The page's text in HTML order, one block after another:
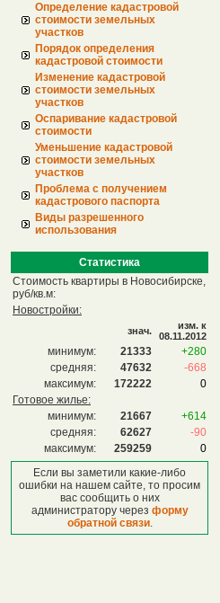
Определение кадастровой
стоимости земельных
участков
Порядок определения
кадастровой стоимости
Изменение кадастровой
стоимости земельных
участков
Оспаривание кадастровой
стоимости
Уменьшение кадастровой
стоимости земельных
участков
Проблема с получением
кадастрового паспорта
Виды разрешенного
использования
Статистика
Стоимость квартиры в Новосибирске,
руб/кв.м:
Новостройки:
знач.
изм. к
08.11.2012
минимум: 21333
+280
средняя:
47632
-668
максимум:
172222
0
Готовое жилье:
минимум:
21667
+614
средняя:
62627
-90
максимум:
259259
0
Если вы заметили какие-либо
ошибки на нашем сайте, то просим
вас сообщить о них
администратору через форму
обратной связи.